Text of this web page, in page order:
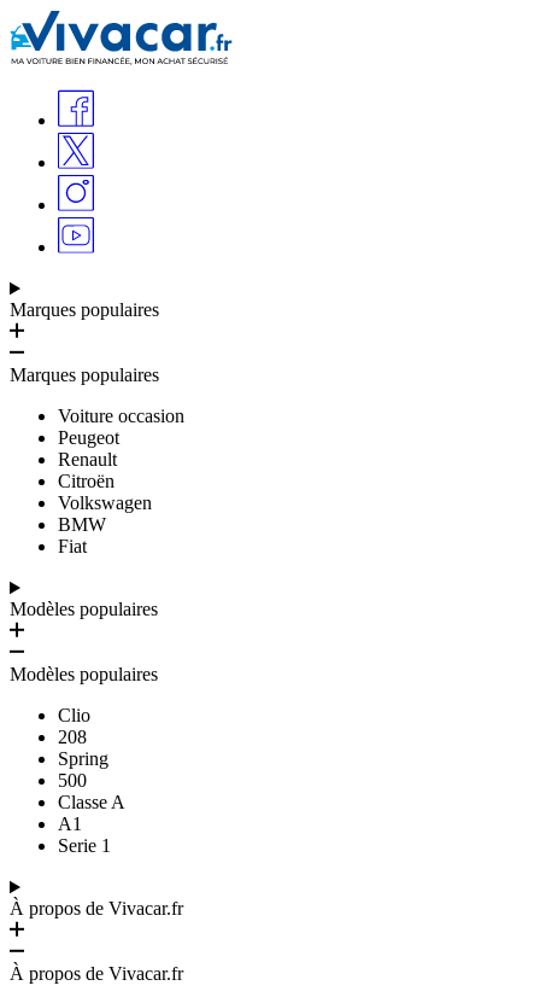
Marques populaires
Marques populaires
Voiture occasion
Peugeot
Renault
Citroën
Volkswagen
BMW
Fiat
Modèles populaires
Modèles populaires
Clio
208
Spring
500
Classe A
A1
Serie 1
À propos de Vivacar.fr
À propos de Vivacar.fr